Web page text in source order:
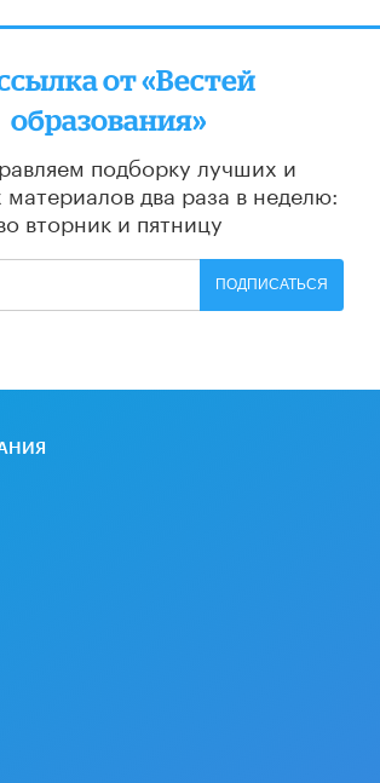
от «Вестей
образования»
подборку лучших и
материалов два раза в неделю:
вторник и пятницу
ПОДПИСАТЬСЯ